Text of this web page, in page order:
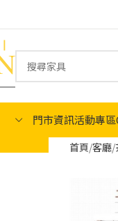
門市資訊活動專區
首頁 客廳